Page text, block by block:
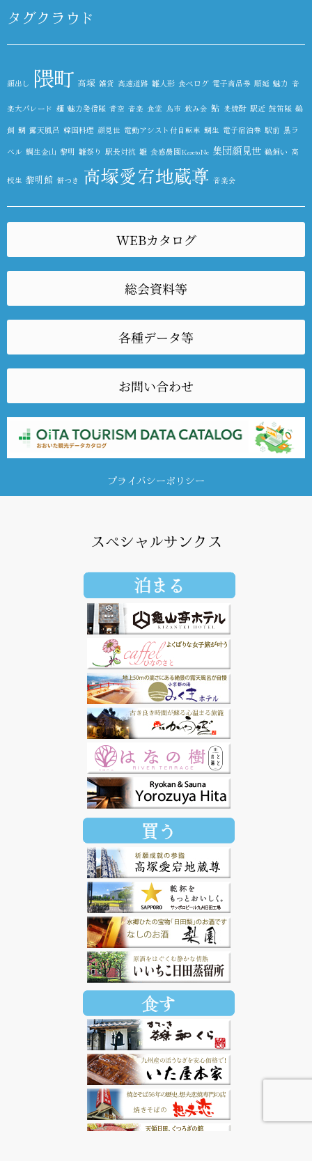
タグクラウド
顔出し 隈町 高塚 雑貨 高速道路 雛人形 食べログ 電子商品券 順延 魅力 音
楽大パレード 麺 魅力発信隊 青空 音楽 食堂 鳥市 飲み会 鮎 麦焼酎 駅近 鼓笛隊 鵜
飼 鯛 露天風呂 韓国料理 顔見世 電動アシスト付自転車 鯛生 電子宿泊券 駅前 黒ラ
ベル 鯛生金山 黎明 雛祭り 駅長対抗 雛 食感農園KazetoNe 集団顔見世 鵜飼い 高
校生 黎明館 餅つき 高塚愛宕地蔵尊 音楽会
WEBカタログ
総会資料等
各種データ等
お問い合わせ
プライバシーポリシー
スペシャルサンクス